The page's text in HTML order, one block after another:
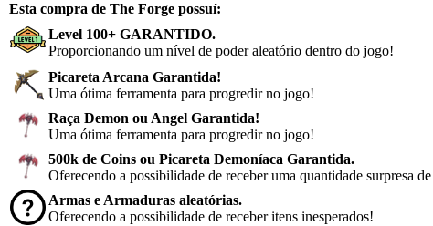
Esta compra de The Forge possuí:
Level 100+ GARANTIDO.
Proporcionando um nível de poder aleatório dentro do jogo!
Picareta Arcana Garantida!
Uma ótima ferramenta para progredir no jogo!
Raça Demon ou Angel Garantida!
Uma ótima ferramenta para progredir no jogo!
500k de Coins ou Picareta Demoníaca Garantida.
Oferecendo a possibilidade de receber uma quantidade surpresa
Armas e Armaduras aleatórias.
Oferecendo a possibilidade de receber itens inesperados!